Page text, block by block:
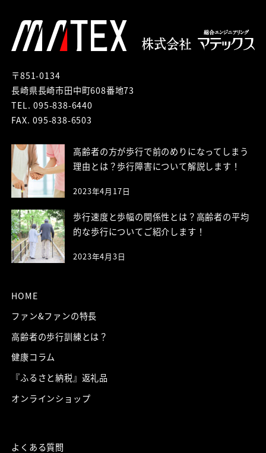
〒851-0134
長崎県長崎市田中町608番地73
TEL. 095-838-6440
FAX. 095-838-6503
高齢者の方が歩行で前のめりになってしまう
理由とは？歩行障害について解説します！
2023年4月17日
歩行速度と歩幅の関係性とは？高齢者の平均
的な歩行についてご紹介します！
2023年4月3日
HOME
ファン&ファンの特長
高齢者の歩行訓練とは？
健康コラム
『ふるさと納税』返礼品
オンラインショップ
よくある質問